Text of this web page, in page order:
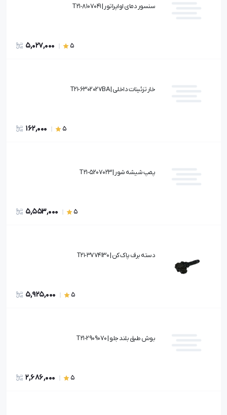
سنسور دمای اواپراتور | T21-8107041
5
5,027,000
خار تزئینات داخلی | T21-6302027BA
5
162,000
پمپ شیشه شور | T21-5207023
5
5,553,000
دسته برف پاک کن | T21-3774130
5
5,925,000
بوش طبق بلند جلو | T21-2909070
5
2,686,000